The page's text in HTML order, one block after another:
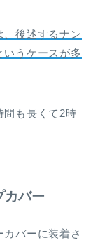
、後述するナン
いうケースが多
間も長くて2時
カバー
バーに装着さ